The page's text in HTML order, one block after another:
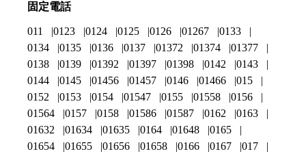
固定電話
011 0123 0124 0125 0126 01267
0133
0134
0135 0136 0137 01372 01374
01377
0138
0139 01392 01397 01398 0142
0143
0144
0145 01456 01457 0146 01466
015
0152
0153 0154 01547 0155 01558
0156
01564
0157 0158 01586 01587 0162
0163
01632
01634 01635 0164 01648
0165
01654
01655 01656 01658 0166 0167 017